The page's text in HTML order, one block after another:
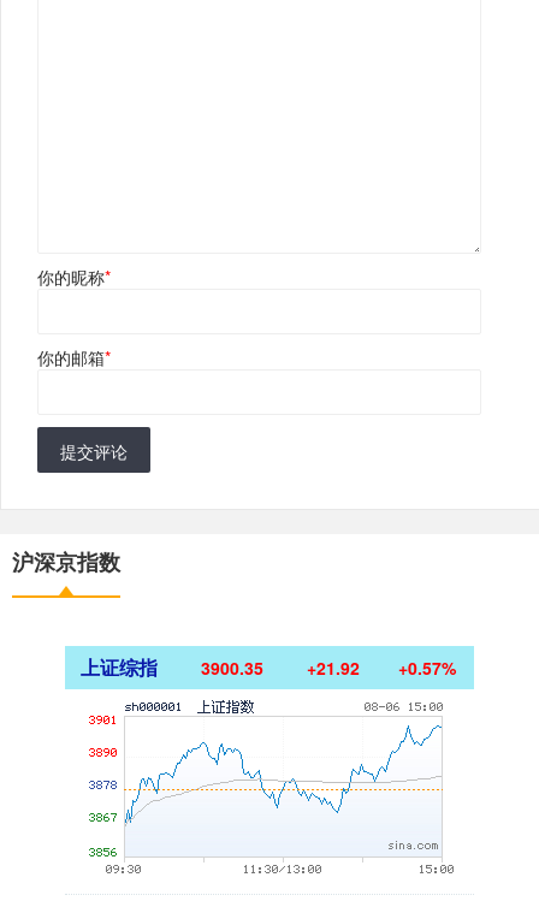
你的昵称*
你的邮箱*
提交评论
沪深京指数
上证综指 3900.35 +21.92 +0.57%